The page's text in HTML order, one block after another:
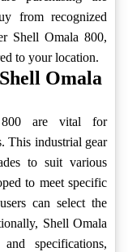
from recognized
Shell Omala 800,
to your location.
Omala
800 are vital for
This industrial gear
to suit various
to meet specific
can select the
Shell Omala
specifications,